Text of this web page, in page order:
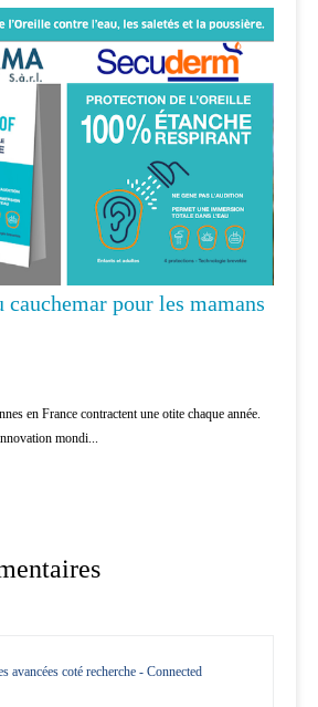
pour les mamans
en France contractent une otite chaque année.
mondi...
avancées coté recherche - Connected